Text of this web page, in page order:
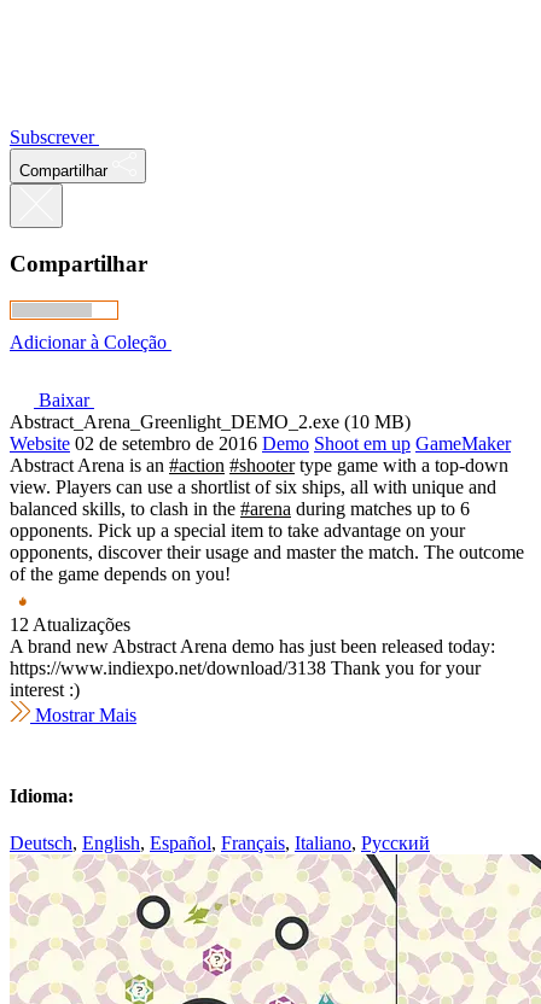
Subscrever
Compartilhar
Compartilhar
Adicionar à Coleção
Baixar
Abstract_Arena_Greenlight_DEMO_2.exe (10 MB)
Website 02 de setembro de 2016 Demo Shoot em up GameMaker
Abstract Arena is an #action #shootertype game with a top-down
view. Players can use a shortlist of six ships, all with unique and
balanced skills, to clash in the #arena during matches up to 6
opponents. Pick up a special item to take advantage on your
opponents, discover their usage and master the match. The outcome
of the game depends on you!
12 Atualizações
A brand new Abstract Arena demo has just been released today:
https://www.indiexpo.net/download/3138 Thank you for your
interest :)
Mostrar Mais
Idioma:
Deutsch, English, Español, Français, Italiano, Русский